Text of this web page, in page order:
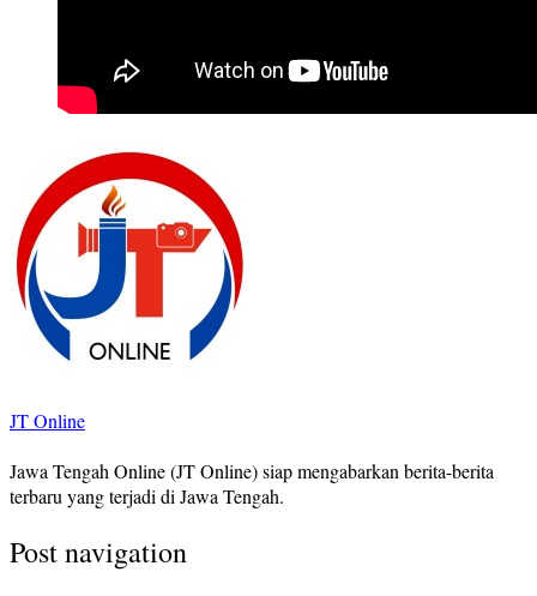
JT Online
Jawa Tengah Online (JT Online) siap mengabarkan berita-berita
terbaru yang terjadi di Jawa Tengah.
Post navigation